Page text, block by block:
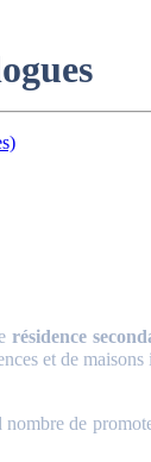
résidence
et de
de